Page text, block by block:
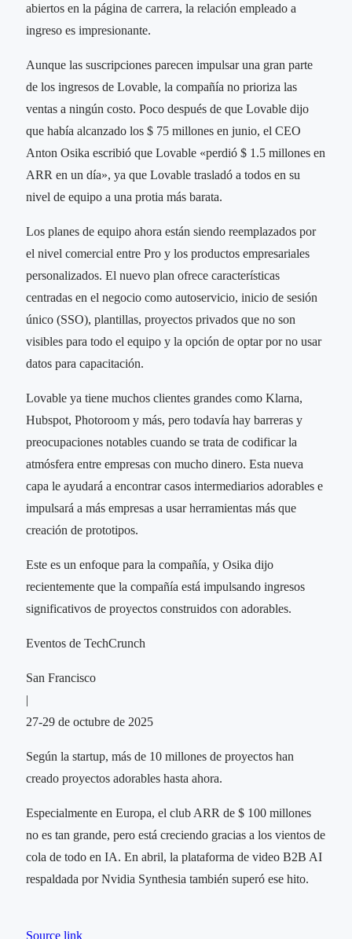
abiertos en la página de carrera, la relación empleado a
ingreso es impresionante.
Aunque las suscripciones parecen impulsar una gran parte
de los ingresos de Lovable, la compañía no prioriza las
ventas a ningún costo. Poco después de que Lovable dijo
que había alcanzado los $ 75 millones en junio, el CEO
Anton Osika escribió que Lovable «perdió $ 1.5 millones en
ARR en un día», ya que Lovable trasladó a todos en su
nivel de equipo a una protia más barata.
Los planes de equipo ahora están siendo reemplazados por
el nivel comercial entre Pro y los productos empresariales
personalizados. El nuevo plan ofrece características
centradas en el negocio como autoservicio, inicio de sesión
único (SSO), plantillas, proyectos privados que no son
visibles para todo el equipo y la opción de optar por no usar
datos para capacitación.
Lovable ya tiene muchos clientes grandes como Klarna,
Hubspot, Photoroom y más, pero todavía hay barreras y
preocupaciones notables cuando se trata de codificar la
atmósfera entre empresas con mucho dinero. Esta nueva
capa le ayudará a encontrar casos intermediarios adorables e
impulsará a más empresas a usar herramientas más que
creación de prototipos.
Este es un enfoque para la compañía, y Osika dijo
recientemente que la compañía está impulsando ingresos
significativos de proyectos construidos con adorables.
Eventos de TechCrunch
San Francisco
|
27-29 de octubre de 2025
Según la startup, más de 10 millones de proyectos han
creado proyectos adorables hasta ahora.
Especialmente en Europa, el club ARR de $ 100 millones
no es tan grande, pero está creciendo gracias a los vientos de
cola de todo en IA. En abril, la plataforma de video B2B AI
respaldada por Nvidia Synthesia también superó ese hito.
Source link